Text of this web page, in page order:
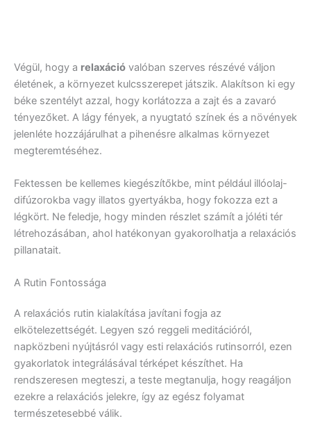
Végül, hogy a relaxáció valóban szerves részévé váljon
életének, a környezet kulcsszerepet játszik. Alakítson ki egy
béke szentélyt azzal, hogy korlátozza a zajt és a zavaró
tényezőket. A lágy fények, a nyugtató színek és a növények
jelenléte hozzájárulhat a pihenésre alkalmas környezet
megteremtéséhez.
Fektessen be kellemes kiegészítőkbe, mint például illóolaj-
difúzorokba vagy illatos gyertyákba, hogy fokozza ezt a
légkört. Ne feledje, hogy minden részlet számít a jóléti tér
létrehozásában, ahol hatékonyan gyakorolhatja a relaxációs
pillanatait.
A Rutin Fontossága
A relaxációs rutin kialakítása javítani fogja az
elkötelezettségét. Legyen szó reggeli meditációról,
napközbeni nyújtásról vagy esti relaxációs rutinsorról, ezen
gyakorlatok integrálásával térképet készíthet. Ha
rendszeresen megteszi, a teste megtanulja, hogy reagáljon
ezekre a relaxációs jelekre, így az egész folyamat
természetesebbé válik.